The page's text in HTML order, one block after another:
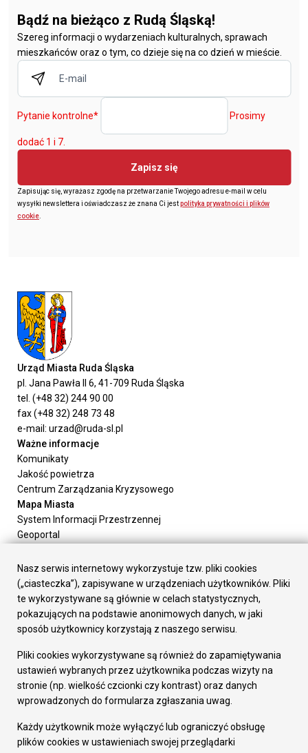
Bądź na bieżąco z Rudą Śląską!
Szereg informacji o wydarzeniach kulturalnych, sprawach
mieszkańców oraz o tym, co dzieje się na co dzień w mieście.
Pytanie kontrolne* Prosimy
dodać 1 i 7.
Zapisz się
Zapisując się, wyrażasz zgodę na przetwarzanie Twojego adresu e-mail w celu
wysyłki newslettera i oświadczasz że znana Ci jestpolityka prywatności i plików
cookie.
Urząd Miasta Ruda Śląska
pl. Jana Pawła II 6, 41-709 Ruda Śląska
tel. (+48 32) 244 90 00
fax (+48 32) 248 73 48
e-mail: urzad@ruda-sl.pl
Ważne informacje
Komunikaty
Jakość powietrza
Centrum Zarządzania Kryzysowego
Mapa Miasta
System Informacji Przestrzennej
Geoportal
Załatw sprawę
Prezydent Miasta
Rada Miasta
Wydziały
Elektroniczna Skrzynka Podawcza
Gospodarka
Fundusze europejskie
Środki krajowe
Oferty inwestycyjne
Pozostałe
Deklaracja dostępności
Nasz serwis internetowy wykorzystuje tzw. pliki cookies
(„ciasteczka”), zapisywane w urządzeniach użytkowników. Pliki
te wykorzystywane są głównie w celach statystycznych,
pokazujących na podstawie anonimowych danych, w jaki
sposób użytkownicy korzystają z naszego serwisu.
Pliki cookies wykorzystywane są również do zapamiętywania
ustawień wybranych przez użytkownika podczas wizyty na
stronie (np. wielkość czcionki czy kontrast) oraz danych
wprowadzonych do formularza zgłaszania uwag.
Każdy użytkownik może wyłączyć lub ograniczyć obsługę
plików cookies w ustawieniach swojej przeglądarki